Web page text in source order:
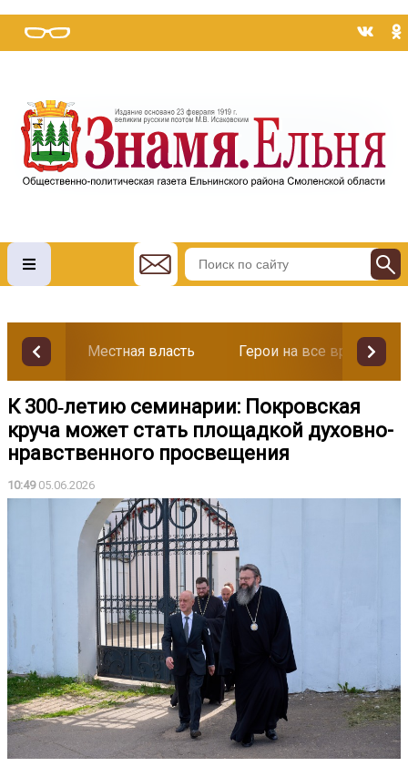
Местная власть Герои на все времена
К 300‑летию семинарии: Покровская
круча может стать площадкой духовно-
нравственного просвещения
10:4905.06.2026